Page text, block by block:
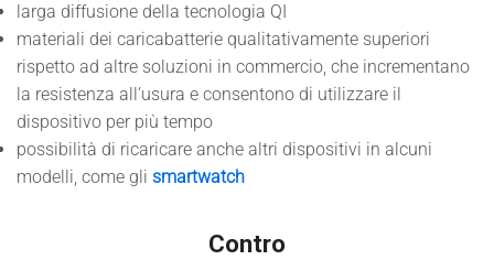
larga diffusione della tecnologia QI
materiali dei caricabatterie qualitativamente superiori
rispetto ad altre soluzioni in commercio, che incrementano
la resistenza all’usura e consentono di utilizzare il
dispositivo per più tempo
possibilità di ricaricare anche altri dispositivi in alcuni
modelli, come gli smartwatch
Contro